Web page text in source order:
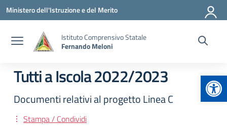
Vai ai contenuti
Vai al menu di navigazione
Vai al footer
Ministero dell'Istruzione e del Merito
Istituto Comprensivo Statale
Fernando Meloni
Tutti a Iscola 2022/2023
Documenti relativi al progetto Linea C
Stampa / Condividi